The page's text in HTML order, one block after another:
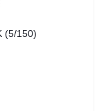
(5/150)